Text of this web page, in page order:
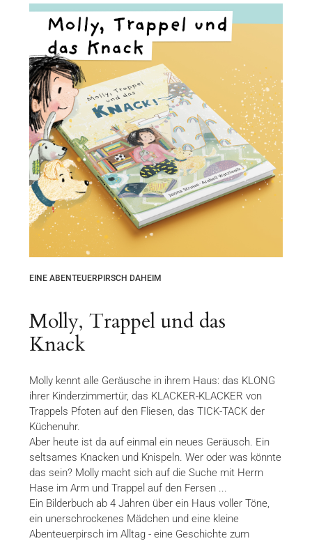
EINE ABENTEUERPIRSCH DAHEIM
Molly, Trappel und das
Knack
Molly kennt alle Geräusche in ihrem Haus: das KLONG
ihrer Kinderzimmertür, das KLACKER-KLACKER von
Trappels Pfoten auf den Fliesen, das TICK-TACK der
Küchenuhr.
Aber heute ist da auf einmal ein neues Geräusch. Ein
seltsames Knacken und Knispeln. Wer oder was könnte
das sein? Molly macht sich auf die Suche mit Herrn
Hase im Arm und Trappel auf den Fersen ...
Ein Bilderbuch ab 4 Jahren über ein Haus voller Töne,
ein unerschrockenes Mädchen und eine kleine
Abenteuerpirsch im Alltag - eine Geschichte zum